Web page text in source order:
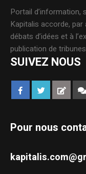
Portail d’information,
Kapitalis accorde,
débats d’idées et à
publication de
SUIVEZ NOUS
Pour nous